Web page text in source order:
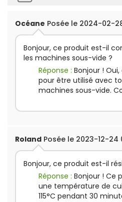
Océane Posée le 2024-02-
Bonjour, ce produit est-il
les machines sous-vide ?
Réponse : Bonjour !
pour être utilisé avec
machines sous-vide.
Roland Posée le 2023-12-24
Bonjour, ce produit est-il
Réponse : Bonjour ! Ce
une température de
115°C pendant 30